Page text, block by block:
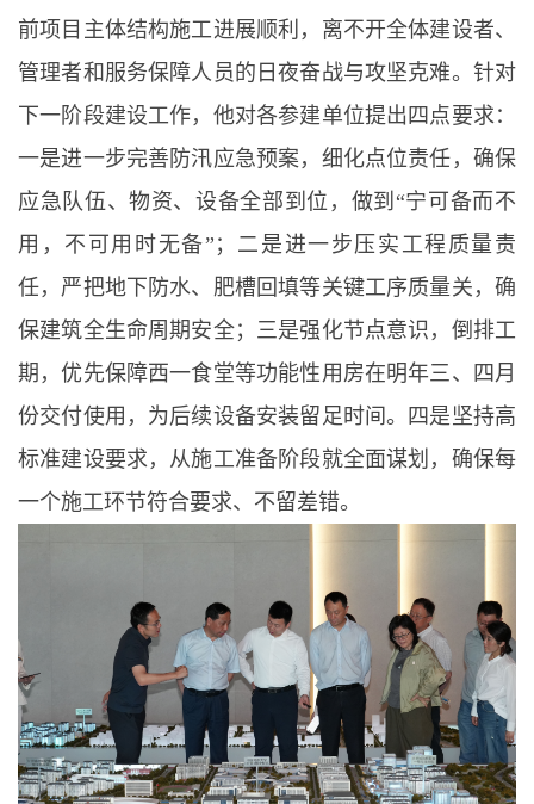
前项目主体结构施工进展顺利，离不开全体建设者、
管理者和服务保障人员的日夜奋战与攻坚克难。针对
下一阶段建设工作，他对各参建单位提出四点要求：
一是进一步完善防汛应急预案，细化点位责任，确保
应急队伍、物资、设备全部到位，做到“宁可备而不
用，不可用时无备”；二是进一步压实工程质量责
任，严把地下防水、肥槽回填等关键工序质量关，确
保建筑全生命周期安全；三是强化节点意识，倒排工
期，优先保障西一食堂等功能性用房在明年三、四月
份交付使用，为后续设备安装留足时间。四是坚持高
标准建设要求，从施工准备阶段就全面谋划，确保每
一个施工环节符合要求、不留差错。